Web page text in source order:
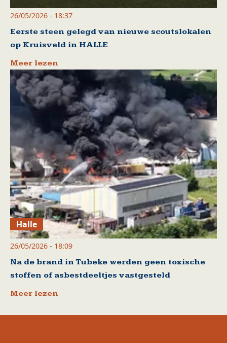
26/05/2026 - 18:37
Eerste steen gelegd van nieuwe scoutslokalen
op Kruisveld in HALLE
Meer lezen
Halle
26/05/2026 - 18:09
Na de brand in Tubeke werden geen toxische
stoffen of asbestdeeltjes vastgesteld
Meer lezen